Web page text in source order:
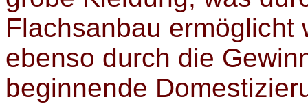
Flachsanbau ermöglicht
ebenso durch die
beginnende